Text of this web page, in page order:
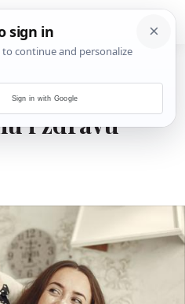
koje
i zdravu
Sign in with Google